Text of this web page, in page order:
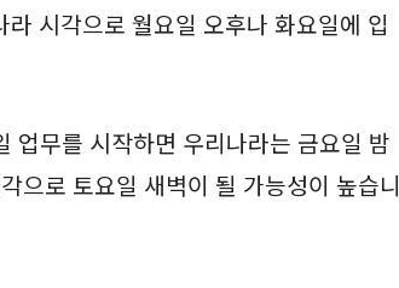
시각으로 월요일 오후나 화요일에 입
업무를 시작하면 우리나라는 금요일 밤
으로 토요일 새벽이 될 가능성이 높습니